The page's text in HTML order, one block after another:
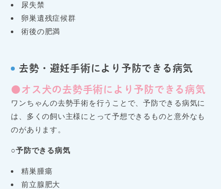
尿失禁
卵巣遺残症候群
術後の肥満
去勢・避妊手術により予防できる病気
●オス犬の去勢手術により予防できる病気
ワンちゃんの去勢手術を行うことで、予防できる病気に
は、多くの飼い主様にとって予想できるものと意外なも
のがあります。
○予防できる病気
精巣腫瘍
前立腺肥大